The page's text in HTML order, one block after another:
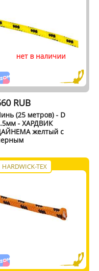
нет в наличии
RUB
(25 метров) - D
- ХАРДВИК
желтый с
HARDWICK-TEX